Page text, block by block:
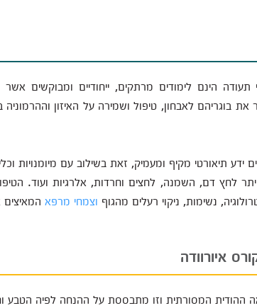
תעודה הינם לימודים מרתקים, ייחודיים ומבוקשים
בוגריהם לאבחון, טיפול ושמירה על האיזון וההרמוניה
ידע תיאורטי מקיף ומעמיק, זאת בשילוב עם מיומנויות
לחץ דם, השמנה, לחצים וחרדות, אלרגיות ועוד.
נשימות, ניקוי רעלים מהגוף וצמחי מרפא המאיצים
איורוודה
ההודית המסורתית וזו מתבססת על ההנחה לפיה